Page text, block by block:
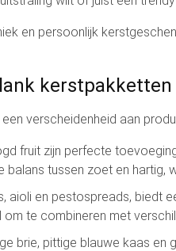
en persoonlijk
kerstpakketten
verscheidenheid aan
fruit zijn perfecte
tussen zoet en hartig,
aioli en pestospreads,
te combineren met
brie, pittige blauwe kaas